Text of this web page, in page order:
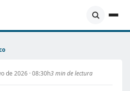
de 2026 · 08:30h3 min de lectura